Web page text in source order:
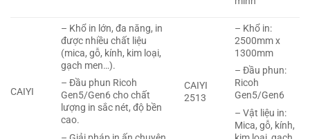
CAIYI
– Khổ in lớn, đa năng, in
được nhiều chất liệu
(mica, gỗ, kính, kim loại,
gạch men…).
– Đầu phun Ricoh
Gen5/Gen6 cho chất
lượng in sắc nét, độ bền
cao.
CAIYI
2513
– Khổ in:
2500mm x
1300mm
– Đầu phun:
Ricoh
Gen5/Gen6
– Vật liệu in:
Mica, gỗ, kính,